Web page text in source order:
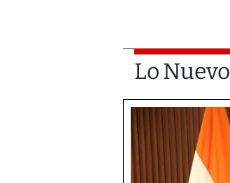
Lo Nuevo